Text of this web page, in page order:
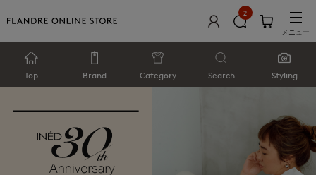
2
メニュー
Top Brand Category Search Styling